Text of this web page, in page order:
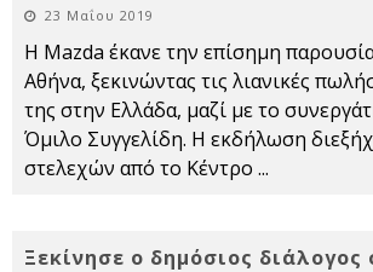
23 Μαΐου 2019
Η Mazda έκανε την επίσημη
Αθήνα, ξεκινώντας τις λιανικές
της στην Ελλάδα, μαζί με το
Όμιλο Συγγελίδη. Η εκδήλωση
στελεχών από το Κέντρο ...
Ξεκίνησε ο δημόσιος